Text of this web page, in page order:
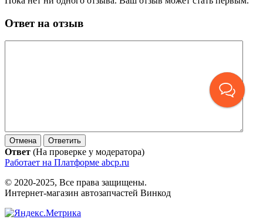
Ответ на отзыв
Ответ (На проверке у модератора)
Работает на Платформе abcp.ru
© 2020-2025, Все права защищены.
Интернет-магазин автозапчастей Винкод